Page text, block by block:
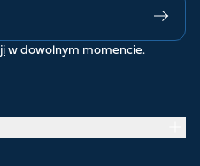
w dowolnym momencie.